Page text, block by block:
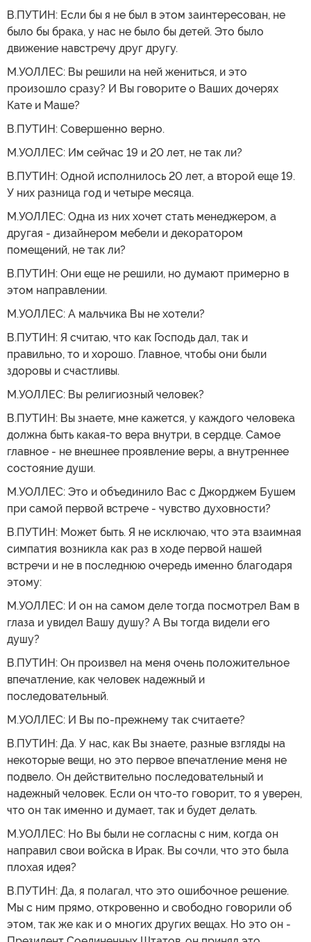
В.ПУТИН: Если бы я не был в этом заинтересован, не
было бы брака, у нас не было бы детей. Это было
движение навстречу друг другу.
М.УОЛЛЕС: Вы решили на ней жениться, и это
произошло сразу? И Вы говорите о Ваших дочерях
Кате и Маше?
В.ПУТИН: Совершенно верно.
М.УОЛЛЕС: Им сейчас 19 и 20 лет, не так ли?
В.ПУТИН: Одной исполнилось 20 лет, а второй еще 19.
У них разница год и четыре месяца.
М.УОЛЛЕС: Одна из них хочет стать менеджером, а
другая - дизайнером мебели и декоратором
помещений, не так ли?
В.ПУТИН: Они еще не решили, но думают примерно в
этом направлении.
М.УОЛЛЕС: А мальчика Вы не хотели?
В.ПУТИН: Я считаю, что как Господь дал, так и
правильно, то и хорошо. Главное, чтобы они были
здоровы и счастливы.
М.УОЛЛЕС: Вы религиозный человек?
В.ПУТИН: Вы знаете, мне кажется, у каждого человека
должна быть какая-то вера внутри, в сердце. Самое
главное - не внешнее проявление веры, а внутреннее
состояние души.
М.УОЛЛЕС: Это и объединило Вас с Джорджем Бушем
при самой первой встрече - чувство духовности?
В.ПУТИН: Может быть. Я не исключаю, что эта взаимная
симпатия возникла как раз в ходе первой нашей
встречи и не в последнюю очередь именно благодаря
этому:
М.УОЛЛЕС: И он на самом деле тогда посмотрел Вам в
глаза и увидел Вашу душу? А Вы тогда видели его
душу?
В.ПУТИН: Он произвел на меня очень положительное
впечатление, как человек надежный и
последовательный.
М.УОЛЛЕС: И Вы по-прежнему так считаете?
В.ПУТИН: Да. У нас, как Вы знаете, разные взгляды на
некоторые вещи, но это первое впечатление меня не
подвело. Он действительно последовательный и
надежный человек. Если он что-то говорит, то я уверен,
что он так именно и думает, так и будет делать.
М.УОЛЛЕС: Но Вы были не согласны с ним, когда он
направил свои войска в Ирак. Вы сочли, что это была
плохая идея?
В.ПУТИН: Да, я полагал, что это ошибочное решение.
Мы с ним прямо, откровенно и свободно говорили об
этом, так же как и о многих других вещах. Но это он -